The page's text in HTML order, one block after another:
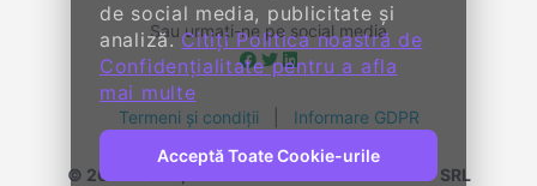
de social media, publicitate și
analiză.Citiți Politica noastră de
Confidențialitate pentru a afla
mai multe
Acceptă Toate Cookie-urile
Sau urmați-ne pe social media
Termeni și condiții Informare GDPR
© 2014- 2026, KENDALL ENTERPRISE GROUP SRL